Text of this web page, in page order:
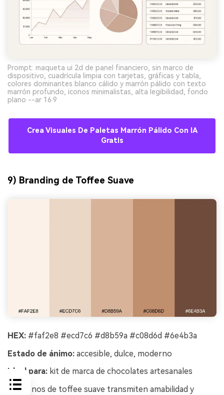
Prompt: maqueta ui 2d de panel financiero, sin marco de
dispositivo, cuadrícula limpia con tarjetas, gráficas y tabla,
colores dominantes blanco cálido y marrón pálido con texto
marrón profundo, iconos minimalistas, alta legibilidad, fondo
plano --ar 16:9
Crea Visuales De Paletas Marrón Pálido Con IA
Gratis
9) Branding de Toffee Suave
HEX: #faf2e8 #ecd7c6 #d8b59a #c08d6d #6e4b3a
Estado de ánimo: accesible, dulce, moderno
Ideal para: kit de marca de chocolates artesanales
Los tonos de toffee suave transmiten amabilidad y